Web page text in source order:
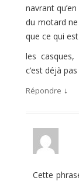
navrant
du motard
que ce qui
les
c’est déjà
Répondre ↓
Cette